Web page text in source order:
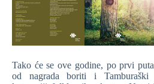
Tako će se ove godine, po prvi
od nagrada boriti i Tamburaški